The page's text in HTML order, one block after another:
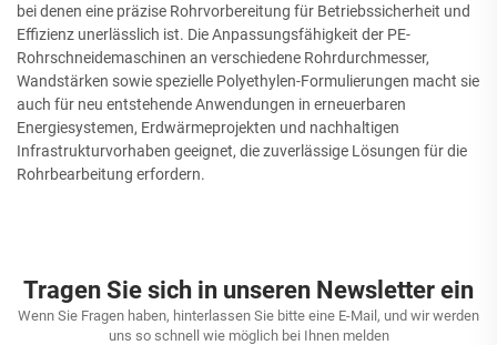
bei denen eine präzise Rohrvorbereitung für Betriebssicherheit und
Effizienz unerlässlich ist. Die Anpassungsfähigkeit der PE-
Rohrschneidemaschinen an verschiedene Rohrdurchmesser,
Wandstärken sowie spezielle Polyethylen-Formulierungen macht sie
auch für neu entstehende Anwendungen in erneuerbaren
Energiesystemen, Erdwärmeprojekten und nachhaltigen
Infrastrukturvorhaben geeignet, die zuverlässige Lösungen für die
Rohrbearbeitung erfordern.
Tragen Sie sich in unseren Newsletter ein
Wenn Sie Fragen haben, hinterlassen Sie bitte eine E-Mail, und wir werden
uns so schnell wie möglich bei Ihnen melden